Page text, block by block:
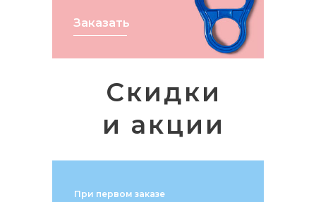
Заказать
Скидки
и акции
При первом заказе